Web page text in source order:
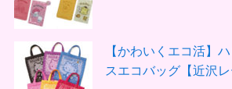
【かわいくエコ活】
スエコバッグ【近沢レ